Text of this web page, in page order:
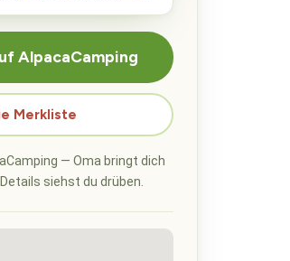
AlpacaCamping
Merkliste
— Oma bringt dich
siehst du drüben.